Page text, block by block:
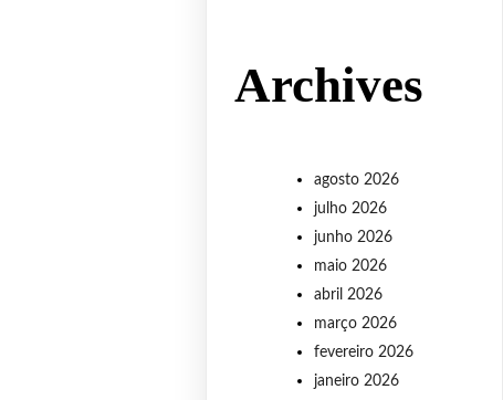
Archives
agosto 2026
julho 2026
junho 2026
maio 2026
abril 2026
março 2026
fevereiro 2026
janeiro 2026